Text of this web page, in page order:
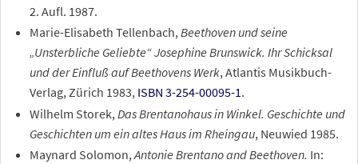
2. Aufl. 1987.
Marie-Elisabeth Tellenbach,Beethoven und seine
„Unsterbliche Geliebte“ Josephine Brunswick. Ihr Schicksal
und der Einfluß auf Beethovens Werk, Atlantis Musikbuch-
Verlag, Zürich 1983, ISBN 3-254-00095-1.
Wilhelm Storek, Das Brentanohaus in Winkel. Geschichte und
Geschichten um ein altes Haus im Rheingau, Neuwied 1985.
Maynard Solomon,Antonie Brentano and Beethoven. In: